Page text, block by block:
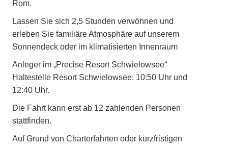
Rom.
Lassen Sie sich 2,5 Stunden verwöhnen und
erleben Sie familiäre Atmosphäre auf unserem
Sonnendeck oder im klimatisierten Innenraum
Anleger im „Precise Resort Schwielowsee“
Haltestelle Resort Schwielowsee: 10:50 Uhr und
12:40 Uhr.
Die Fahrt kann erst ab 12 zahlenden Personen
stattfinden.
Auf Grund von Charterfahrten oder kurzfristigen